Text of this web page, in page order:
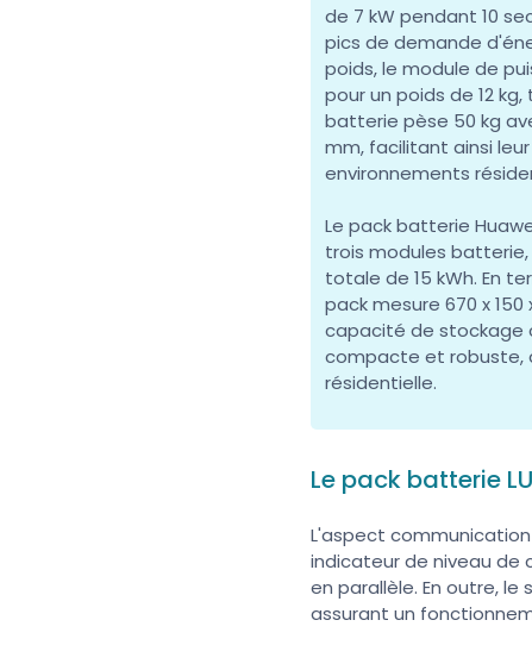
de 7 kW pendant 10
pics de demande
poids, le module de
pour un poids de 12
batterie pèse 50 kg
mm, facilitant ainsi
environnements
Le pack batterie
trois modules
totale de 15 kWh. En
pack mesure 670 x 150
capacité de stockage
compacte et robuste,
résidentielle.
Le pack batterie
L'aspect
indicateur de niveau de
en parallèle. En outre,
assurant un